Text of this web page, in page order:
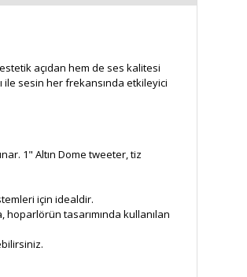
açıdan hem de ses kalitesi
ile sesin her frekansında etkileyici
1" Altın Dome tweeter, tiz
için idealdir.
hoparlörün tasarımında kullanılan